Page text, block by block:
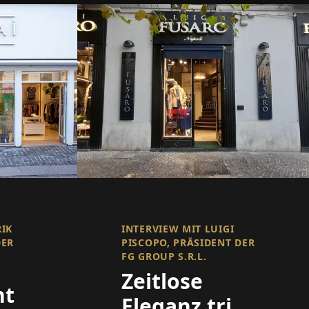
INTERVIEW MIT LUIGI
PISCOPO, PRÄSIDENT DER
FG GROUP S.R.L.
Zeitlose